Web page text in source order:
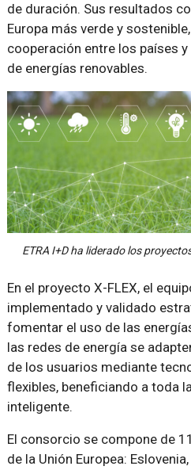
de duración. Sus resultados
Europa más verde y
cooperación entre los países
de energías renovables.
ETRA I+D ha liderado los
En el proyecto X-FLEX, el
implementado y validado
fomentar el uso de las
las redes de energía se
de los usuarios mediante
flexibles, beneficiando a toda
inteligente.
El consorcio se compone de
de la Unión Europea: